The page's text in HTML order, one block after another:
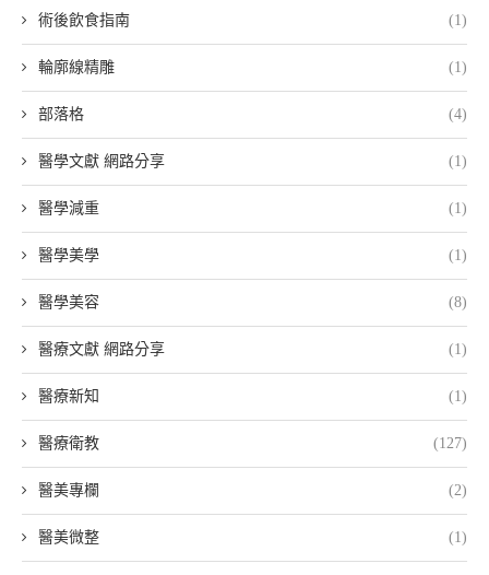
術後飲食指南 (1)
輪廓線精雕 (1)
部落格 (4)
醫學文獻 網路分享 (1)
醫學減重 (1)
醫學美學 (1)
醫學美容 (8)
醫療文獻 網路分享 (1)
醫療新知 (1)
醫療衛教 (127)
醫美專欄 (2)
醫美微整 (1)